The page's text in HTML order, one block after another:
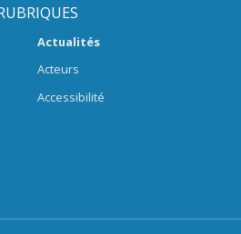
Actualités
Acteurs
Accessibilité